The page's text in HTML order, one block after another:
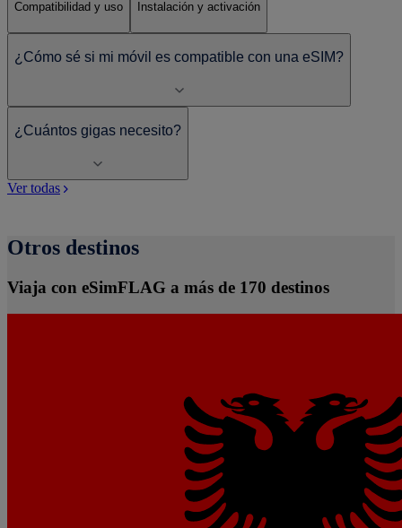
Compatibilidad y uso Instalación y activación
¿Cómo sé si mi móvil es compatible con una eSIM?
¿Cuántos gigas necesito?
Ver todas
Otros destinos
Viaja con eSimFLAG a más de 170 destinos